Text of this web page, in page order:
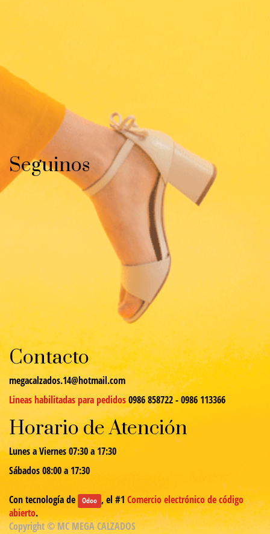
Seguinos
Contacto
megacalzados.14@hotmail.com
Lineas habilitadas para pedidos0986 858722 - 0986 113366
Horario de Atención
Lunes a Viernes 07:30 a 17:30
Sábados 08:00 a 17:30
Con tecnología de Odoo , el #1Comercio electrónico de código
abierto.
Copyright © MC MEGA CALZADOS